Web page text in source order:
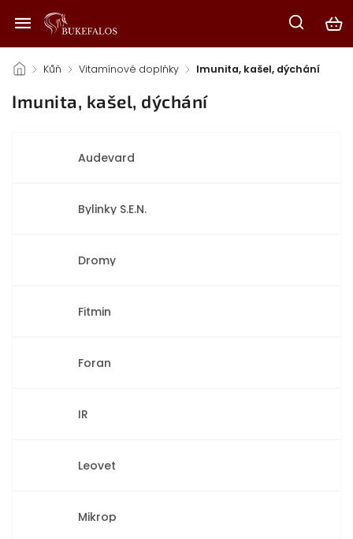
/ Kůň / Vitamínové doplňky / Imunita, kašel, dýchání
Imunita, kašel, dýchání
Audevard
Bylinky S.E.N.
Dromy
Fitmin
Foran
IR
Leovet
Mikrop